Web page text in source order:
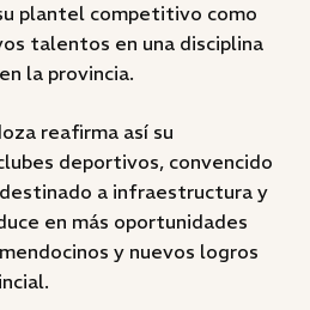
plantel competitivo como
talentos en una disciplina
la provincia.
reafirma así su
deportivos, convencido
a infraestructura y
en más oportunidades
y nuevos logros